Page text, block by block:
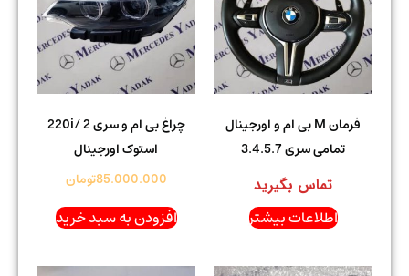
فرمان M بی ام و اورجینال
تمامی سری 3.4.5.7
تماس بگیرید
اطلاعات بیشتر
چراغ بی ام و سری 2 /220i
استوک اورجینال
85.000.000تومان
افزودن به سبد خرید